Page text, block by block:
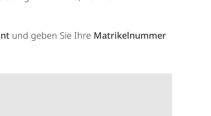
und geben Sie Ihre Matrikelnummer